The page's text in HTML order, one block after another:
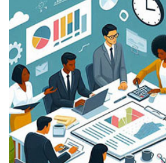
viết